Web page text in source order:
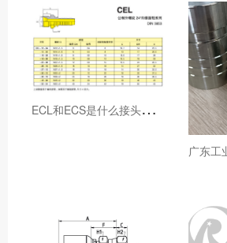
E
CL和ECS是什么接头，用于什么胶管或管件